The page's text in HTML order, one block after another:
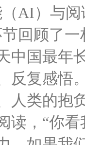
AI）与
回顾了
中国最年
反复感悟
人类的抱
读，“你